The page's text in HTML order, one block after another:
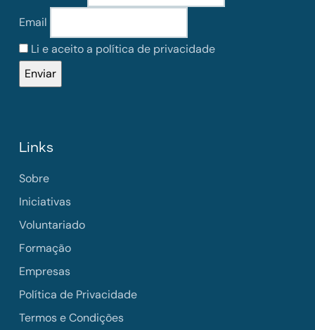
Email
Li e aceito a política de privacidade
Links
Sobre
Iniciativas
Voluntariado
Formação
Empresas
Política de Privacidade
Termos e Condições